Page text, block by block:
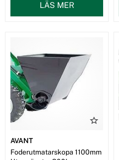
LÄS MER
AVANT
Foderutmatarskopa 1100mm